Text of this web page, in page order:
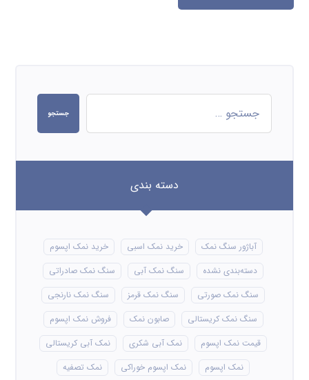
جستجو
دسته بندی
آباژور سنگ نمک خرید نمک اسبی
خرید نمک اپسوم
دسته‌بندی نشده
سنگ نمک آبی
سنگ نمک صادراتی
سنگ نمک صورتی
سنگ نمک قرمز
سنگ نمک نارنجی
سنگ نمک کریستالی
صابون نمک
فروش نمک اپسوم
قیمت نمک اپسوم
نمک آبی شکری
نمک آبی کریستالی
نمک اپسوم
نمک اپسوم خوراکی
نمک تصفیه